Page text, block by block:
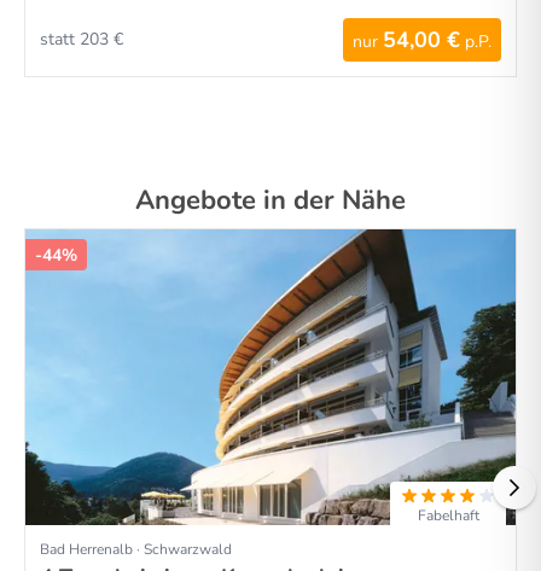
nur 54,00 € p.P.
statt 203 €
Angebote in der Nähe
-44%
Fabelhaft
Bad Herrenalb · Schwarzwald